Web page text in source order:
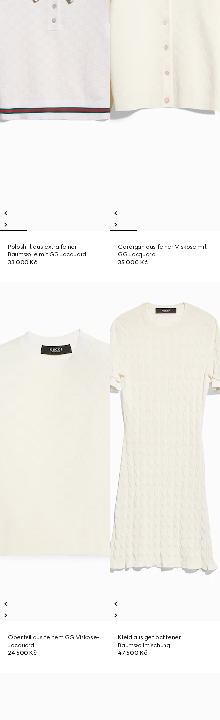
Poloshirt aus extra feiner
Baumwolle mit GG Jacquard
33 000 Kč
Cardigan aus feiner Viskose mit
GG Jacquard
35 000 Kč
Oberteil aus feinem GG Viskose-
Jacquard
24 500 Kč
Kleid aus geflochtener
Baumwollmischung
47 500 Kč